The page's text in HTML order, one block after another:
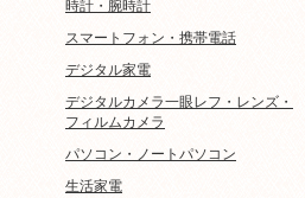
時計・腕時計
スマートフォン・携帯電話
デジタル家電
デジタルカメラ一眼レフ・レンズ・
フィルムカメラ
パソコン・ノートパソコン
生活家電